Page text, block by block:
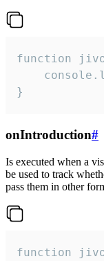
function
}
onIntroduction#
Is executed when a
be used to track
pass them in other
function